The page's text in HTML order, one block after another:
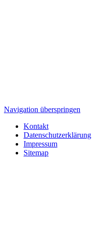
Navigation überspringen
Kontakt
Datenschutzerklärung
Impressum
Sitemap